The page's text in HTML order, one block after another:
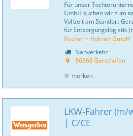
Für unser
GmbH suchen wir zum
Vollzeit am Standort
für Entsorgungslogistik
Fischer + Hohner GmbH
Nahverkehr
86368 Gersthofen
merken
LKW-Fahrer
| C/CE